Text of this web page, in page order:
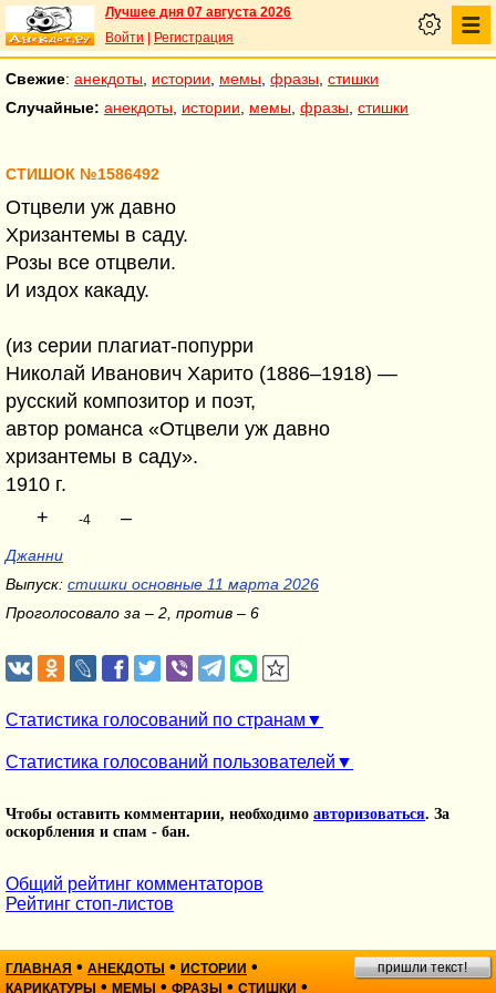
Лучшее дня 07 августа 2026
Войти
Регистрация
Свежие: анекдоты истории мемы фразы стишки
Случайные: анекдоты истории мемы фразы стишки
СТИШОК №1586492
Отцвели уж давно
Хризантемы в саду.
Розы все отцвели.
И издох какаду.
(из серии плагиат-попурри
Николай Иванович Харито (1886–1918) —
русский композитор и поэт,
автор романса «Отцвели уж давно
хризантемы в саду».
1910 г.
+
-4 –
Джанни
Выпуск: стишки основные 11 марта 2026
Проголосовало за – 2, против – 6
Статистика голосований по странам
Статистика голосований пользователей
Чтобы оставить комментарии, необходимо авторизоваться. За
оскорбления и спам - бан.
Общий рейтинг комментаторов
Рейтинг стоп-листов
ГЛАВНАЯ • АНЕКДОТЫ • ИСТОРИИ •
КАРИКАТУРЫ • МЕМЫ • ФРАЗЫ • СТИШКИ •
пришли текст!